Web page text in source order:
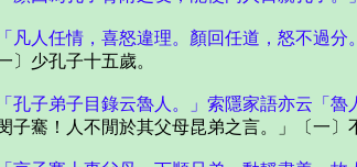
凡人任情，喜怒違理。顏回任道，怒不過
少孔子十五歲。
孔子弟子目錄云魯人。」索隱家語亦云「魯
騫！人不閒於其父母昆弟之言。」〔一〕